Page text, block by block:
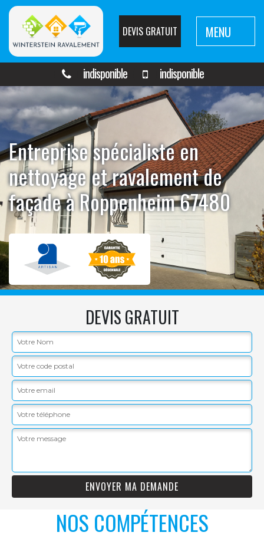
DEVIS GRATUIT MENU
indisponible indisponible
Entreprise spécialiste en
nettoyage et ravalement de
façade à Roppenheim 67480
DEVIS GRATUIT
NOS COMPÉTENCES